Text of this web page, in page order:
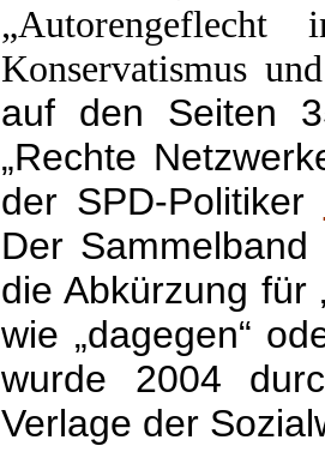
Konservatismus
auf den Seiten
„Rechte
der SPD-Politiker
Der
die Abkürzung für
wie „dagegen“
wurde 2004
Verlage der